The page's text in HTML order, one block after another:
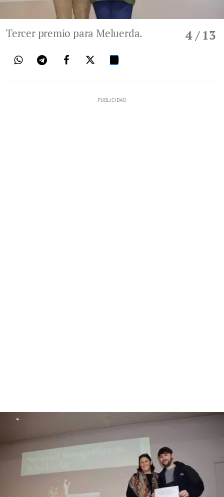
4/ 13
Tercer premio para Meluerda.